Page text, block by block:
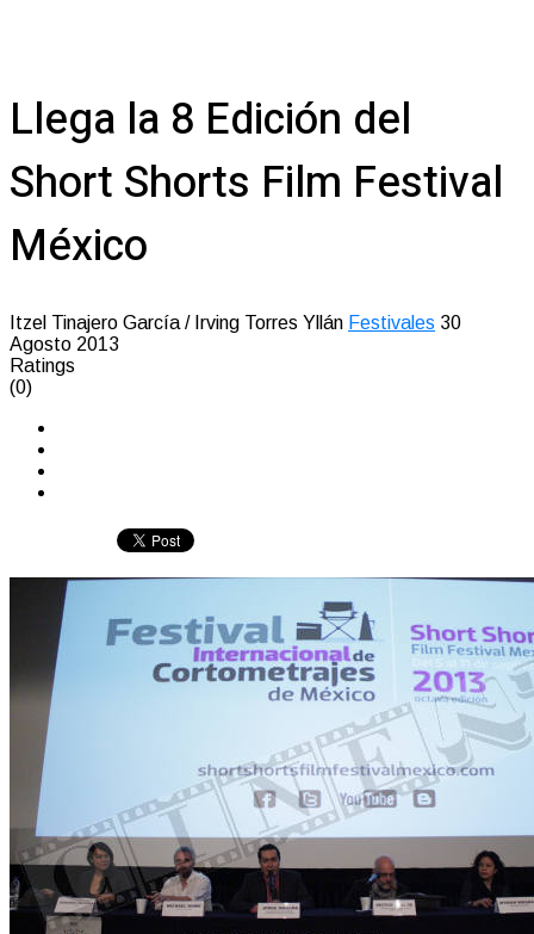
Llega la 8 Edición del
Short Shorts Film Festival
México
Itzel Tinajero García / Irving Torres Yllán Festivales 30
Agosto 2013
Ratings
(0)